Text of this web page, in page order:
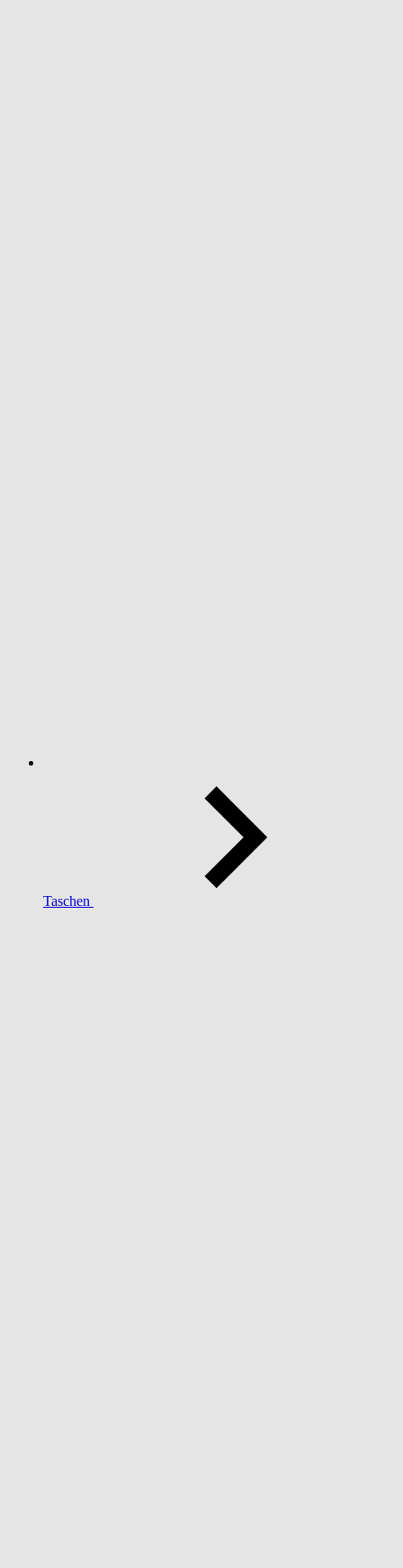
Taschen